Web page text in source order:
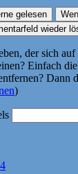
der sich
Einfach
Dann
)